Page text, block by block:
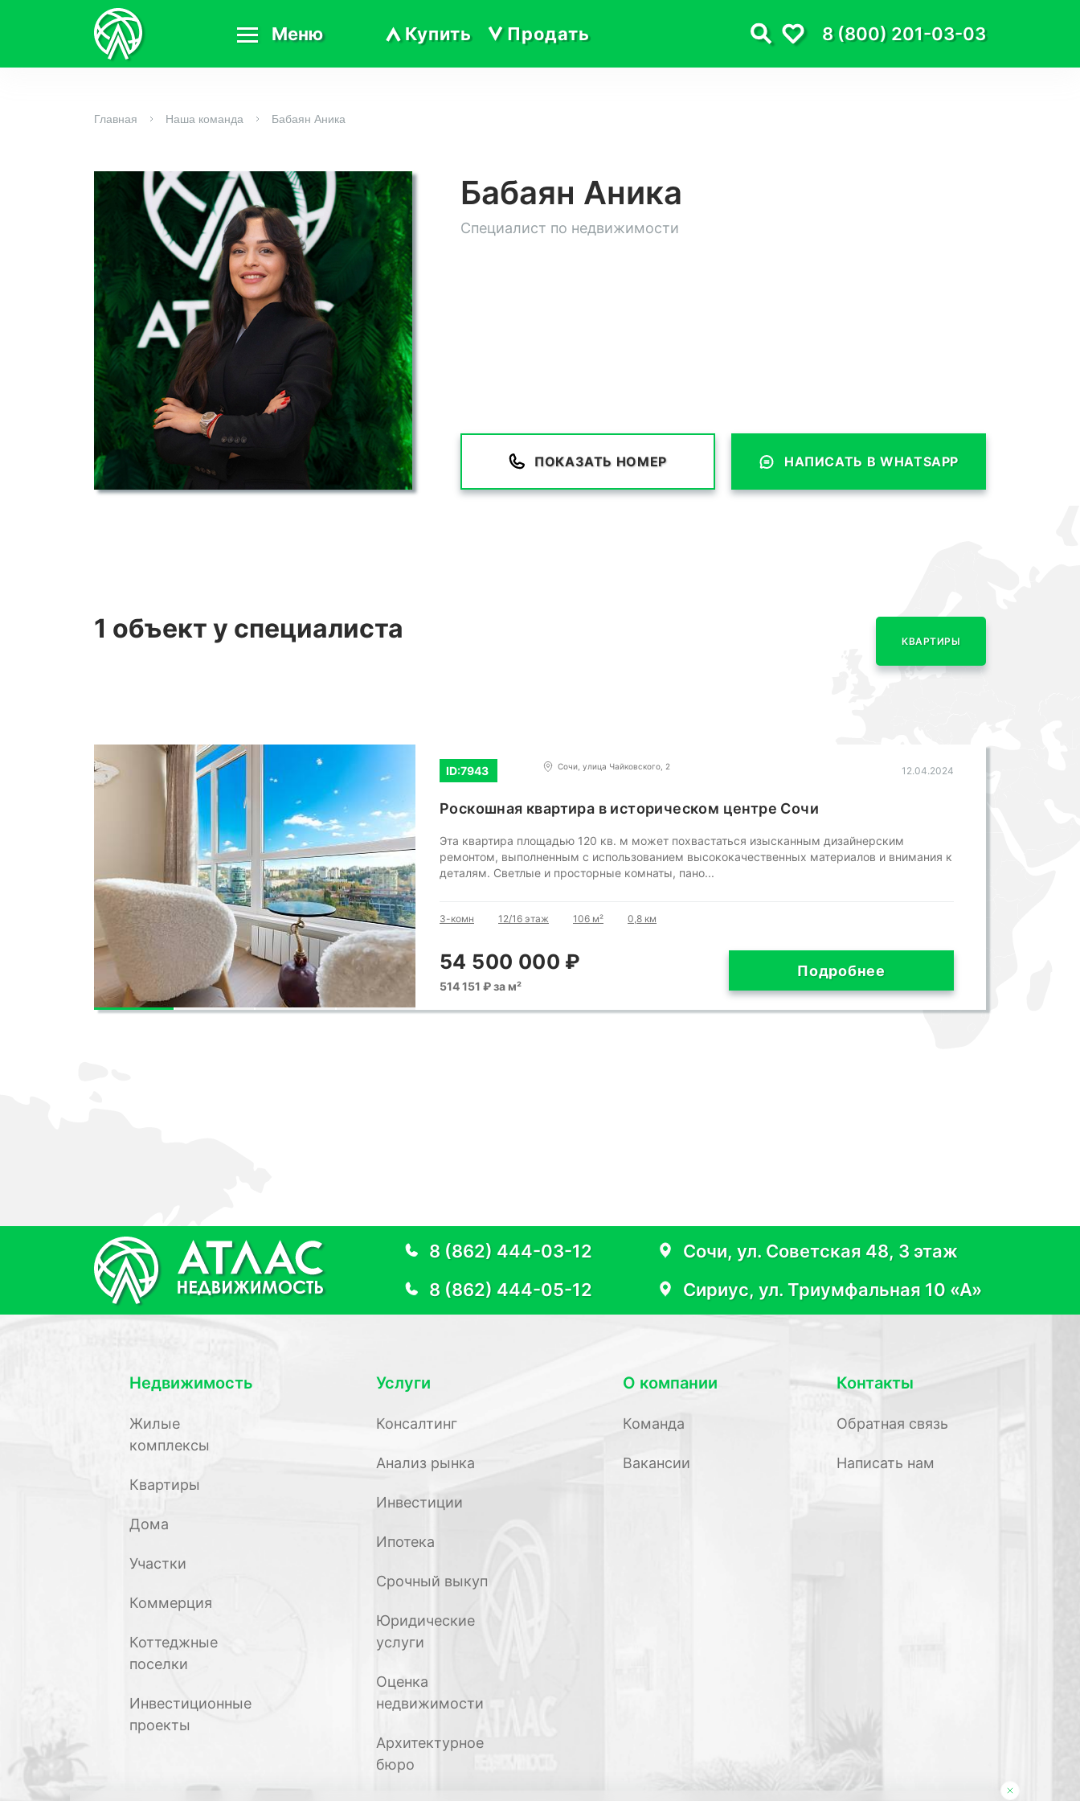
Меню Купить Продать 8 (800) 201-03-03
Главная Наша команда Бабаян Аника
Бабаян Аника
Специалист по недвижимости
ПОКАЗАТЬ НОМЕР НАПИСАТЬ В WHATSAPP
1 объект у специалиста КВАРТИРЫ
СМОТРЕТЬ ВСЕ ФОТО
ID:7943 Сочи, улица Чайковского, 2 12.04.2024
Роскошная квартира в историческом центре Сочи
Эта квартира площадью 120 кв. м может похвастаться изысканным дизайнерским
ремонтом, выполненным с использованием высококачественных материалов и внимания к
деталям. Светлые и просторные комнаты, пано...
3-комн 12/16 этаж 106 м² 0,8 км
54 500 000 ₽
514 151 ₽ за м²
Подробнее
8 (862) 444-03-12
8 (862) 444-05-12
Сочи, ул. Советская 48, 3 этаж
Сириус, ул. Триумфальная 10 «А»
Недвижимость
Жилые
комплексы
Квартиры
Дома
Участки
Коммерция
Коттеджные
поселки
Инвестиционные
проекты
Услуги
Консалтинг
Анализ рынка
Инвестиции
Ипотека
Срочный выкуп
Юридические
услуги
Оценка
недвижимости
Архитектурное
бюро
О компании
Команда
Вакансии
Контакты
Обратная связь
Написать нам